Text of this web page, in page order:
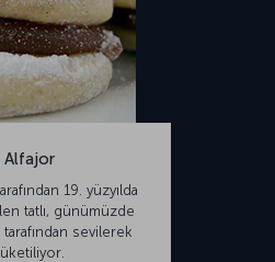
Alfajor
19. yüzyılda
tatlı, günümüzde
sevilerek